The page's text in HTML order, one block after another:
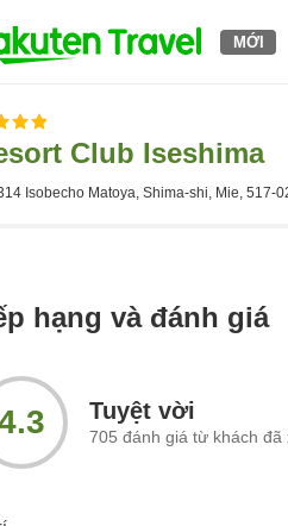
MỚI
Club Iseshima
Isobecho Matoya, Shima-shi, Mie, 517-
hạng và đánh giá
Tuyệt vời
705 đánh giá từ khách đã